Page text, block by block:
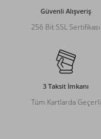
Güvenli Alışveriş
256 Bit SSL Sertifikası
3 Taksit İmkanı
Tüm Kartlarda Geçerli